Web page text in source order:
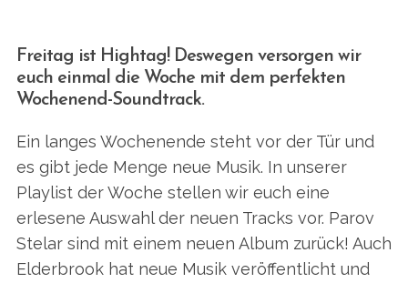
Freitag ist Hightag! Deswegen versorgen wir
euch einmal die Woche mit dem perfekten
Wochenend-Soundtrack.
Ein langes Wochenende steht vor der Tür und
es gibt jede Menge neue Musik. In unserer
Playlist der Woche stellen wir euch eine
erlesene Auswahl der neuen Tracks vor. Parov
Stelar sind mit einem neuen Album zurück! Auch
Elderbrook hat neue Musik veröffentlicht und